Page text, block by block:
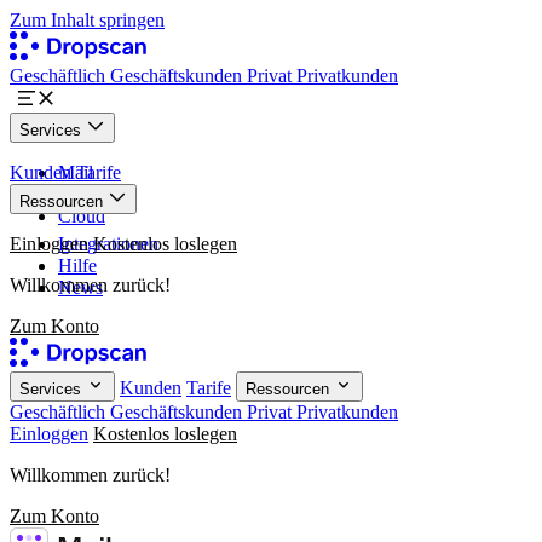
Zum Inhalt springen
Geschäftlich Geschäftskunden Privat Privatkunden
Services
Mail
Paper
Cloud
Kunden Tarife
Ressourcen
Integrationen
Hilfe
News
Einloggen Kostenlos loslegen
Willkommen zurück!
Zum Konto
Services Kunden Tarife Ressourcen
Geschäftlich Geschäftskunden Privat Privatkunden
Einloggen Kostenlos loslegen
Willkommen zurück!
Zum Konto